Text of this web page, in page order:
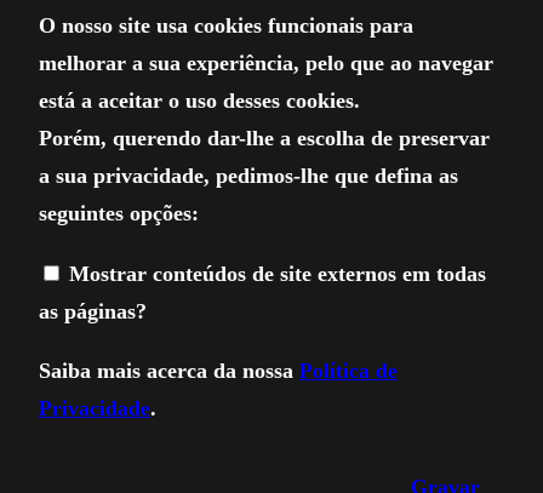
O nosso site usa cookies funcionais para
melhorar a sua experiência, pelo que ao navegar
está a aceitar o uso desses cookies.
Porém, querendo dar-lhe a escolha de preservar
a sua privacidade, pedimos-lhe que defina as
seguintes opções:
Mostrar conteúdos de site externos em todas
as páginas?
Saiba mais acerca da nossa Política de
Privacidade.
Gravar